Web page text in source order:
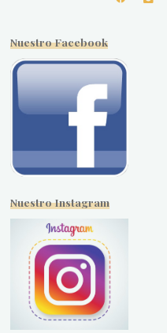
Nuestro Facebook
Nuestro Instagram